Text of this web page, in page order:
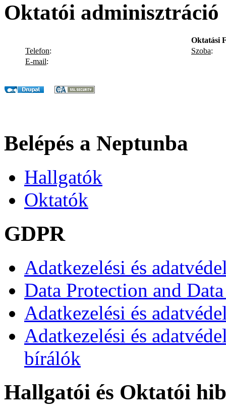
Oktatói adminisztráció
Oktatási
Telefon: Szoba:
E-mail:
Belépés a Neptunba
Hallgatók
Oktatók
GDPR
Adatkezelési és
Data Protection and
Adatkezelési és
Adatkezelési és
bírálók
Hallgatói és Oktatói